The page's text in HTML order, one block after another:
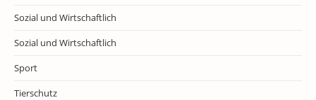
Sozial und Wirtschaftlich
Sozial und Wirtschaftlich
Sport
Tierschutz